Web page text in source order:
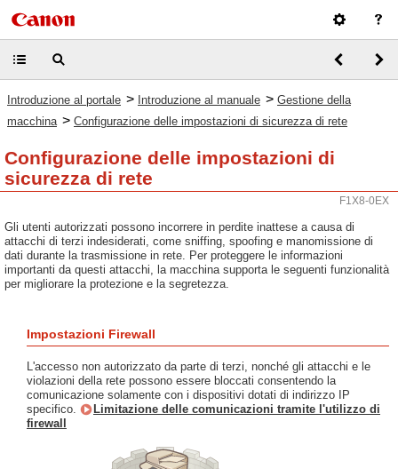
Introduzione al portale > Introduzione al manuale > Gestione della
macchina > Configurazione delle impostazioni di sicurezza di rete
Configurazione delle impostazioni di
sicurezza di rete
F1X8-0EX
Gli utenti autorizzati possono incorrere in perdite inattese a causa di
attacchi di terzi indesiderati, come sniffing, spoofing e manomissione di
dati durante la trasmissione in rete. Per proteggere le informazioni
importanti da questi attacchi, la macchina supporta le seguenti funzionalità
per migliorare la protezione e la segretezza.
Impostazioni Firewall
L'accesso non autorizzato da parte di terzi, nonché gli attacchi e le
violazioni della rete possono essere bloccati consentendo la
comunicazione solamente con i dispositivi dotati di indirizzo IP
specifico.
Limitazione delle comunicazioni tramite l'utilizzo di
firewall